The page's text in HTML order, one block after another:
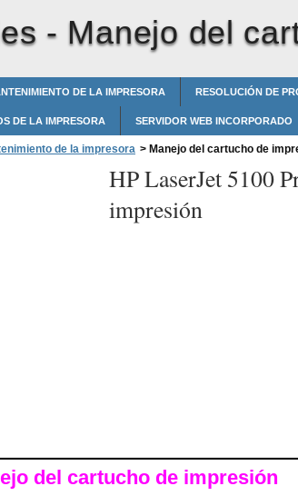
- Manejo del
DE LA IMPRESORA RESOLUCIÓN DE
DE LA IMPRESORA SERVIDOR WEB INCORPORADO
de la impresora > Manejo del cartucho de
HP LaserJet 5100
impresión
del cartucho de impresión